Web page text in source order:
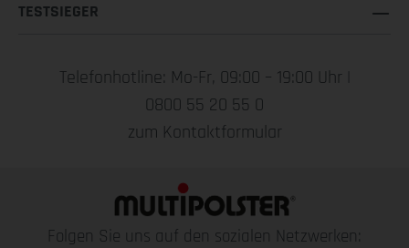
TESTSIEGER
Telefonhotline: Mo-Fr, 09:00 – 19:00 Uhr |
0800 55 20 55 0
zum Kontaktformular
Folgen Sie uns auf den sozialen Netzwerken: